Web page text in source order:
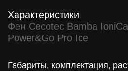
Характеристики
Фен Cecotec Bamba
Power&Go Pro Ice
Габариты, комплектация,